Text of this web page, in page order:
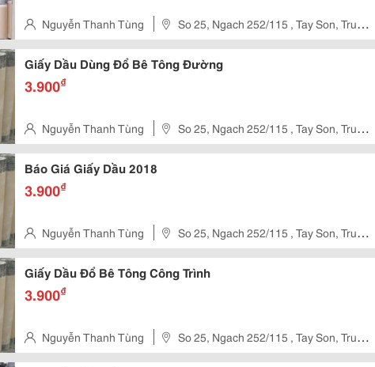
Nguyễn Thanh Tùng
So 25, Ngach 252/115 , Tay Son, Trung
Liet, Dong Da, Ha Noi
Giấy Dầu Dùng Đổ Bê Tông Đường
3.900₫
Nguyễn Thanh Tùng
So 25, Ngach 252/115 , Tay Son, Trung
Liet, Dong Da, Ha Noi
Báo Giá Giấy Dầu 2018
3.900₫
Nguyễn Thanh Tùng
So 25, Ngach 252/115 , Tay Son, Trung
Liet, Dong Da, Ha Noi
Giấy Dầu Đổ Bê Tông Công Trình
3.900₫
Nguyễn Thanh Tùng
So 25, Ngach 252/115 , Tay Son, Trung
Liet, Dong Da, Ha Noi